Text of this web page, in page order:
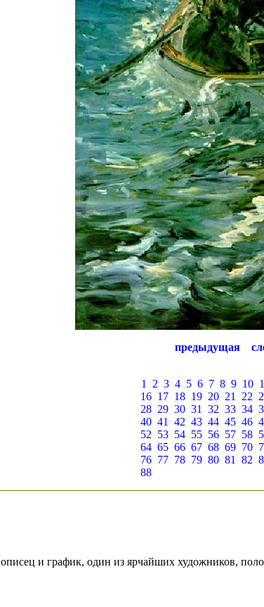
предыдущая
1 2 3 4 5 6 7 8 9 10
16 17 18 19 20 21 22
28 29 30 31 32 33 34
40 41 42 43 44 45 46
52 53 54 55 56 57 58
64 65 66 67 68 69 70
76 77 78 79 80 81 82
88
и график, один из ярчайших художников,